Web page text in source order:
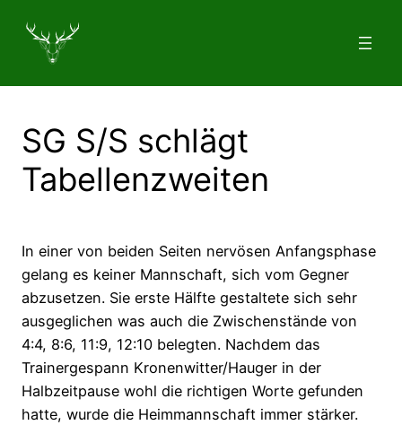
Inhalt
springen
SG S/S schlägt
Tabellenzweiten
In einer von beiden Seiten nervösen Anfangsphase
gelang es keiner Mannschaft, sich vom Gegner
abzusetzen. Sie erste Hälfte gestaltete sich sehr
ausgeglichen was auch die Zwischenstände von
4:4, 8:6, 11:9, 12:10 belegten. Nachdem das
Trainergespann Kronenwitter/Hauger in der
Halbzeitpause wohl die richtigen Worte gefunden
hatte, wurde die Heimmannschaft immer stärker.